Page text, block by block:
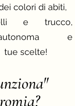
colori di abiti,
e trucco,
e
tue scelte!